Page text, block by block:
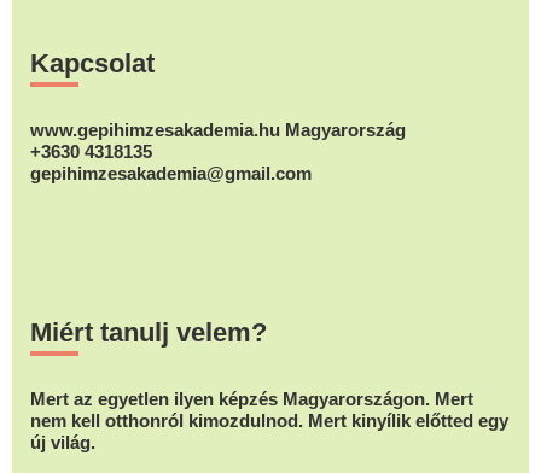
Kapcsolat
www.gepihimzesakademia.hu Magyarország
+3630 4318135
gepihimzesakademia@gmail.com
Miért tanulj velem?
Mert az egyetlen ilyen képzés Magyarországon. Mert
nem kell otthonról kimozdulnod. Mert kinyílik előtted egy
új világ.